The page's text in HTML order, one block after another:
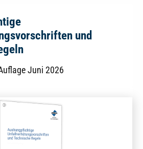
und
Juni 2026